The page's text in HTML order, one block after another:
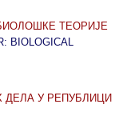
ТЕОРИЈЕ
BIOLOGICAL
У РЕПУБЛИЦИ